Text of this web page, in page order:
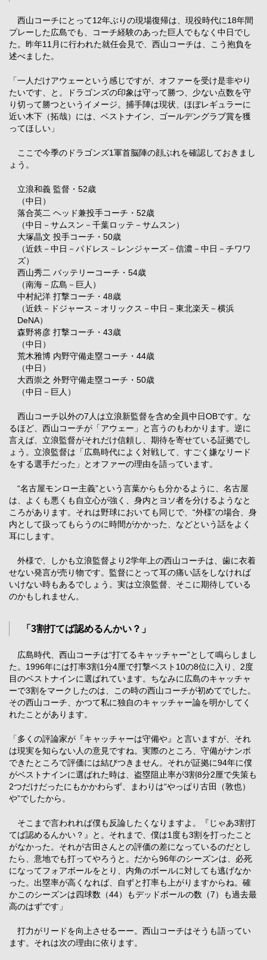
西山コーチにとって12年ぶりの現場復帰は、現役時代に18年間
プレーした広島でも、コーチ経験のあった巨人でもなく中日でし
た。昨年11月に行われた就任会見で、西山コーチは、こう抱負を
述べました。
「一人だけアウェーという感じですが、オファーを受け是非やり
たいです、と。ドラゴンズの印象は守って勝つ、少ない点数を守
り切って勝つというイメージ。捕手陣は現状、ほぼレギュラーに
近い木下（拓哉）には、ベストナイン、ゴールデングラブ賞を獲
ってほしい」
ここで今季のドラゴンズ1軍首脳陣の顔ぶれを確認しておきまし
ょう。
立浪和義 監督・52歳
（中日）
落合英二 ヘッド兼投手コーチ・52歳
（中日－サムスン－千葉ロッテ－サムスン）
大塚晶文 投手コーチ・50歳
（近鉄－中日－パドレス－レンジャーズ－信濃－中日－チワワ
ズ）
西山秀二 バッテリーコーチ・54歳
（南海－広島－巨人）
中村紀洋 打撃コーチ・48歳
（近鉄－ドジャース－オリックス－中日－東北楽天－横浜
DeNA）
森野将彦 打撃コーチ・43歳
（中日）
荒木雅博 内野守備走塁コーチ・44歳
（中日）
大西崇之 外野守備走塁コーチ・50歳
（中日－巨人）
西山コーチ以外の7人は立浪新監督を含め全員中日OBです。な
るほど、西山コーチが「アウェー」と言うのもわかります。逆に
言えば、立浪監督がそれだけ信頼し、期待を寄せている証拠でし
ょう。立浪監督は「広島時代によく対戦して、すごく嫌なリード
をする選手だった」とオファーの理由を語っています。
“名古屋モンロー主義”という言葉からも分かるように、名古屋
は、よくも悪くも自立心が強く、身内とヨソ者を分けるようなと
ころがあります。それは野球においても同じで、“外様”の場合、身
内として扱ってもらうのに時間がかかった、などという話をよく
耳にします。
外様で、しかも立浪監督より2学年上の西山コーチは、歯に衣着
せない発言が売り物です。監督にとって耳の痛い話をしなければ
いけない時もあるでしょう。実は立浪監督、そこに期待している
のかもしれません。
「3割打てば認めるんかい？」
広島時代、西山コーチは“打てるキャッチャー”として鳴らしまし
た。1996年には打率3割1分4厘で打撃ベスト10の8位に入り、2度
目のベストナインに選ばれています。ちなみに広島のキャッチャ
ーで3割をマークしたのは、この時の西山コーチが初めてでした。
その西山コーチ、かつて私に独自のキャッチャー論を明かしてく
れたことがあります。
「多くの評論家が『キャッチャーは守備や』と言いますが、それ
は現実を知らない人の意見ですね。実際のところ、守備がナンボ
できたところで評価には結びつきません。それが証拠に94年に僕
がベストナインに選ばれた時は、盗塁阻止率が3割8分2厘で失策も
2つだけだったにもかかわらず、まわりは“やっぱり古田（敦也）
や”でしたから。
そこまで言われれば僕も反論したくなりますよ。『じゃあ3割打
てば認めるんかい？』と。それまで、僕は1度も3割を打ったこと
がなかった。それが古田さんとの評価の差になっているのだとし
たら、意地でも打ってやろうと。だから96年のシーズンは、必死
になってフォアボールをとり、内角のボールに対しても逃げなか
った。出塁率が高くなれば、自ずと打率も上がりますからね。確
かこのシーズンは四球数（44）もデッドボールの数（7）も過去最
高のはずです」
打力がリードを向上させるーー。西山コーチはそうも語ってい
ます。それは次の理由に依ります。